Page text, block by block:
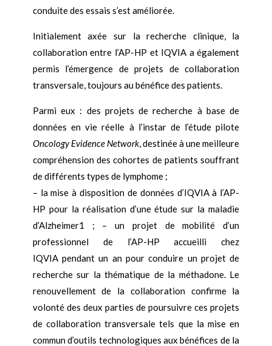
conduite des essais s’est améliorée.
Initialement axée sur la recherche clinique, la
collaboration entre l’AP-HP et IQVIA a également
permis l’émergence de projets de collaboration
transversale, toujours au bénéfice des patients.
Parmi eux : des projets de recherche à base de
données en vie réelle à l’instar de l’étude pilote
Oncology Evidence Network, destinée à une meilleure
compréhension des cohortes de patients souffrant
de différents types de lymphome ;
– la mise à disposition de données d’IQVIA à l’AP-
HP pour la réalisation d’une étude sur la maladie
d’Alzheimer1 ; – un projet de mobilité d’un
professionnel de l’AP-HP accueilli chez
IQVIA pendant un an pour conduire un projet de
recherche sur la thématique de la méthadone. Le
renouvellement de la collaboration confirme la
volonté des deux parties de poursuivre ces projets
de collaboration transversale tels que la mise en
commun d’outils technologiques aux bénéfices de la